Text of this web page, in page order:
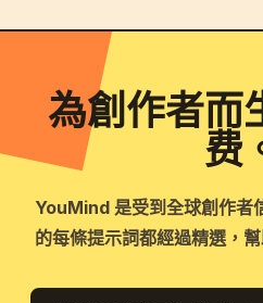
為創作者而
费
YouMind 是受到全球創作者
的每條提示詞都經過精選，